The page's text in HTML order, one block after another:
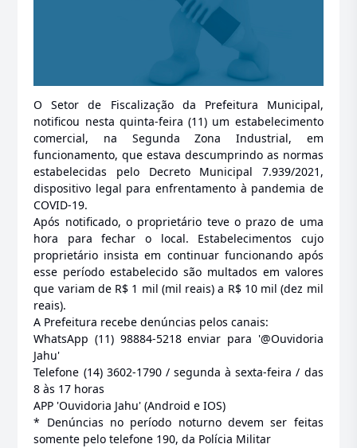
O Setor de Fiscalização da Prefeitura Municipal,
notificou nesta quinta-feira (11) um estabelecimento
comercial, na Segunda Zona Industrial, em
funcionamento, que estava descumprindo as normas
estabelecidas pelo Decreto Municipal 7.939/2021,
dispositivo legal para enfrentamento à pandemia de
COVID-19.
Após notificado, o proprietário teve o prazo de uma
hora para fechar o local. Estabelecimentos cujo
proprietário insista em continuar funcionando após
esse período estabelecido são multados em valores
que variam de R$ 1 mil (mil reais) a R$ 10 mil (dez mil
reais).
A Prefeitura recebe denúncias pelos canais:
WhatsApp (11) 98884-5218 enviar para '@Ouvidoria
Jahu'
Telefone (14) 3602-1790 / segunda à sexta-feira / das
8 às 17 horas
APP 'Ouvidoria Jahu' (Android e IOS)
* Denúncias no período noturno devem ser feitas
somente pelo telefone 190, da Polícia Militar